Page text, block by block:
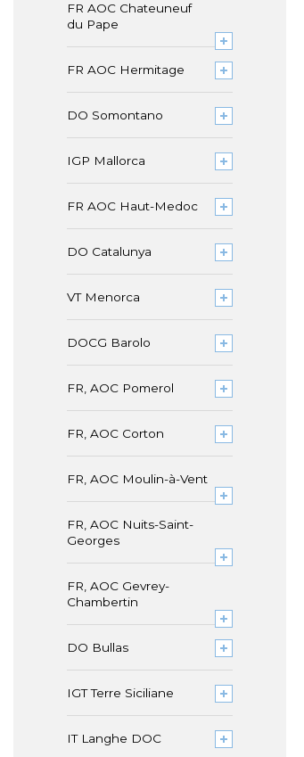
FR AOC Chateuneuf
du Pape
FR AOC Hermitage
DO Somontano
IGP Mallorca
FR AOC Haut-Medoc
DO Catalunya
VT Menorca
DOCG Barolo
FR, AOC Pomerol
FR, AOC Corton
FR, AOC Moulin-à-Vent
FR, AOC Nuits-Saint-
Georges
FR, AOC Gevrey-
Chambertin
DO Bullas
IGT Terre Siciliane
IT Langhe DOC